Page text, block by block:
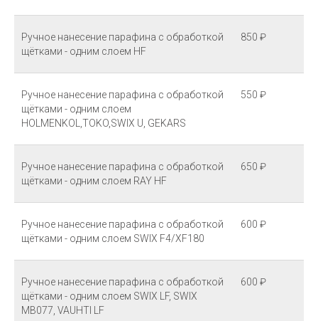
Ручное нанесение парафина с обработкой
щётками - одним слоем HF
850 ₽
Ручное нанесение парафина с обработкой
щётками - одним слоем
HOLMENKOL,TOKO,SWIX U, GEKARS
550 ₽
Ручное нанесение парафина с обработкой
щётками - одним слоем RAY HF
650 ₽
Ручное нанесение парафина с обработкой
щётками - одним слоем SWIX F4/XF180
600 ₽
Ручное нанесение парафина с обработкой
щётками - одним слоем SWIX LF, SWIX
MB077, VAUHTI LF
600 ₽